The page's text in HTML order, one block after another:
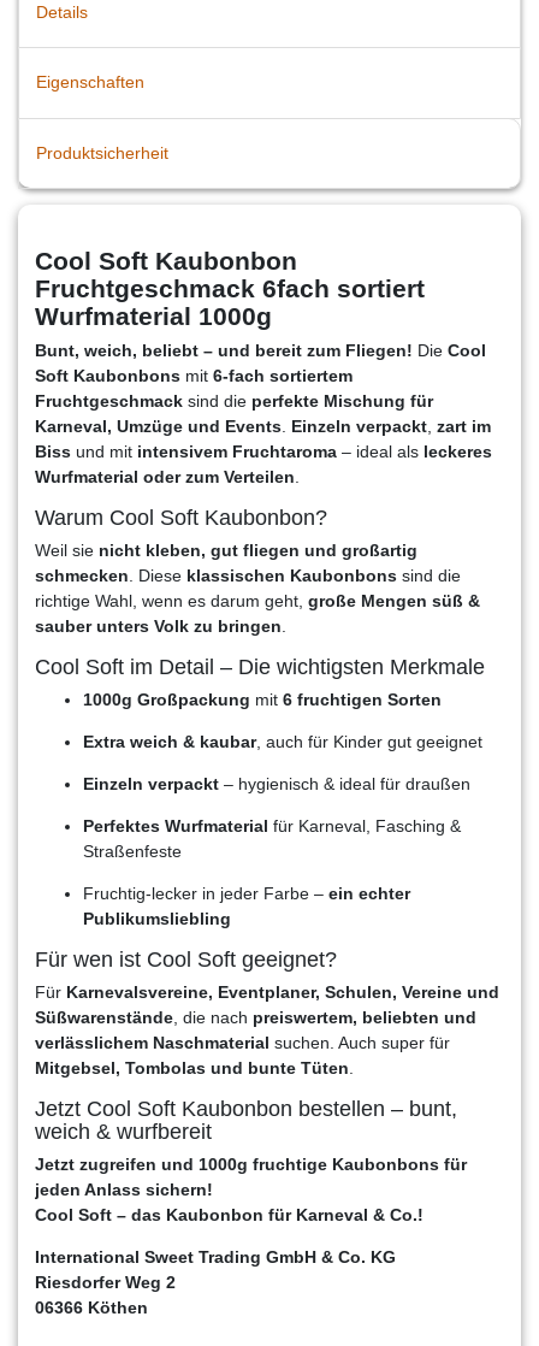
Details
Eigenschaften
Produktsicherheit
Cool Soft Kaubonbon
Fruchtgeschmack 6fach sortiert
Wurfmaterial 1000g
Bunt, weich, beliebt – und bereit zum Fliegen! Die Cool
Soft Kaubonbons mit 6-fach sortiertem
Fruchtgeschmack sind die perfekte Mischung für
Karneval, Umzüge und Events Einzeln verpackt zart im
Biss und mit intensivem Fruchtaroma – ideal als leckeres
Wurfmaterial oder zum Verteilen
Warum Cool Soft Kaubonbon?
Weil sie nicht kleben, gut fliegen und großartig
schmecken . Diese klassischen Kaubonbons sind die
richtige Wahl, wenn es darum geht, große Mengen süß &
sauber unters Volk zu bringen
Cool Soft im Detail – Die wichtigsten Merkmale
1000g Großpackung mit 6 fruchtigen Sorten
Extra weich & kaubar, auch für Kinder gut geeignet
Einzeln verpackt – hygienisch & ideal für draußen
Perfektes Wurfmaterial für Karneval, Fasching &
Straßenfeste
Fruchtig-lecker in jeder Farbe – ein echter
Publikumsliebling
Für wen ist Cool Soft geeignet?
Für Karnevalsvereine, Eventplaner, Schulen, Vereine und
Süßwarenstände , die nach preiswertem, beliebten und
verlässlichem Naschmaterial suchen. Auch super für
Mitgebsel, Tombolas und bunte Tüten
Jetzt Cool Soft Kaubonbon bestellen – bunt,
weich & wurfbereit
Jetzt zugreifen und 1000g fruchtige Kaubonbons für
jeden Anlass sichern!
Cool Soft – das Kaubonbon für Karneval & Co.!
International Sweet Trading GmbH & Co. KG
Riesdorfer Weg 2
06366 Köthen